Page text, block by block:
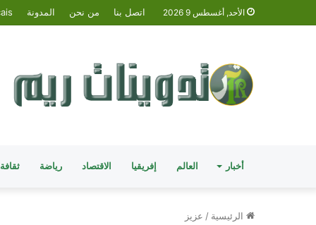
الأحد, أغسطس 9 2026 اتصل بنا من نحن المدونة
أخبار العالم إفريقيا الاقتصاد رياضة ثقافة
الرئيسية / عزيز